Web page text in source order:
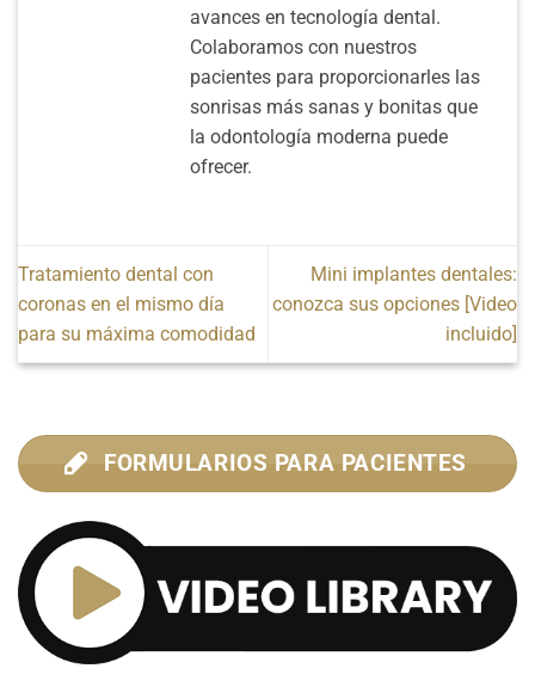
avances en tecnología dental.
Colaboramos con nuestros
pacientes para proporcionarles las
sonrisas más sanas y bonitas que
la odontología moderna puede
ofrecer.
Tratamiento dental con
coronas en el mismo día
para su máxima comodidad
Mini implantes dentales:
conozca sus opciones [Video
incluido]
FORMULARIOS PARA PACIENTES